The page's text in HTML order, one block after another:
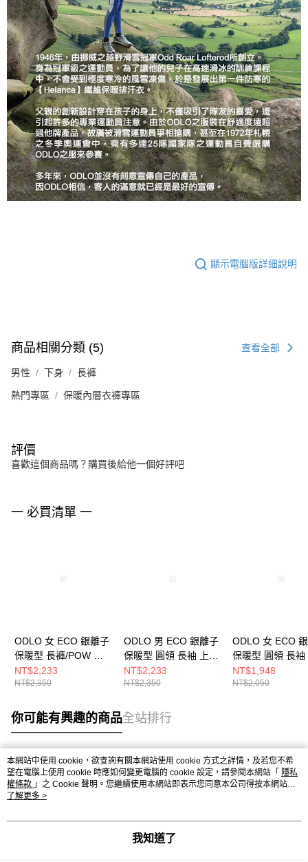
顯示電腦版詳細說明
商品相關分類 (5) 查看全部
男性 下身 長褲
熱門專區 保暖內層衣褲專區
評價
喜歡這個商品嗎？購買後給他一個好評吧
一 必買清單 一
ODLO 女 ECO 銀離子
保暖型 長褲/POW 航
海藍
NT$2,233
NT$2,350
ODLO 男 ECO 銀離子
保暖型 圓領 長袖 上
衣/POW odlo 航海藍
NT$2,233
NT$2,350
ODLO 女 ECO
保暖型 圓領 長袖
航海藍
NT$1,948
NT$2,050
你可能有興趣的商品全站排行
熱門標籤
本網站中使用 cookie，欲查詢有關本網站使用 cookie 方式之詳情，及若您不希
望在電腦上使用 cookie 時應如何變更電腦的 cookie 設定，請參閱本網站「 隱私
權條款 」之 Cookie 聲明。您繼續使用本網站即表示您同意本公司得按本網站使
用條款之 Cookie 聲明使用 cookie。
了解更多 >
我知道了